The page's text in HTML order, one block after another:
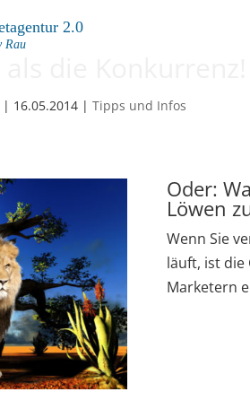
2.0
Rau
die Konkurrenz!
| 16.05.2014 |Tipps und Infos
Oder:
Löwen
Wenn Sie
läuft, ist die
Marketern